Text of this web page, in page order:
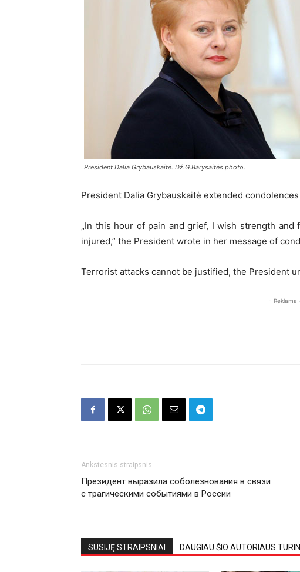
President Dalia Grybauskaitė. Dž.G.Barysaitės photo.
President Dalia Grybauskaitė extended
„In this hour of pain and grief, I wish strength
injured,” the President wrote in her message of
Terrorist attacks cannot be justified, the President
- Reklama
Ankstesnis straipsnis
Президент выразила соболезнования в связи
с трагическими событиями в России
SUSIJĘ STRAIPSNIAI DAUGIAU ŠIO AUTORIAUS